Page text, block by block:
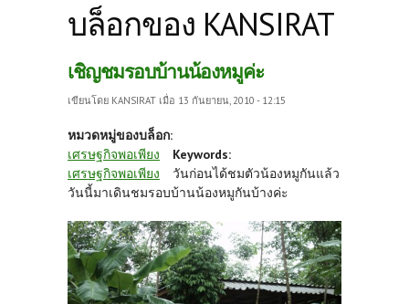
บล็อกของ KANSIRAT
เชิญชมรอบบ้านน้องหมูค่ะ
เขียนโดย KANSIRAT เมื่อ 13 กันยายน, 2010 - 12:15
หมวดหมู่ของบล็อก:
เศรษฐกิจพอเพียง
Keywords:
เศรษฐกิจพอเพียง
วันก่อนได้ชมตัวน้องหมูกันแล้ว
วันนี้มาเดินชมรอบบ้านน้องหมูกันบ้างค่ะ